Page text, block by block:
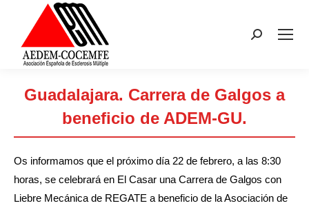
Buscar:
Guadalajara. Carrera de Galgos a
beneficio de ADEM-GU.
Estás aquí:
Os informamos que el próximo día 22 de febrero, a las 8:30
horas, se celebrará en El Casar una Carrera de Galgos con
Liebre Mecánica de REGATE a beneficio de la Asociación de